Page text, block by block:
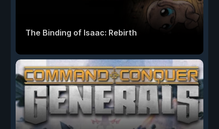
The Binding of Isaac: Rebirth